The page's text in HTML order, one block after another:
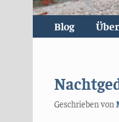
Blog
Geschrieben von